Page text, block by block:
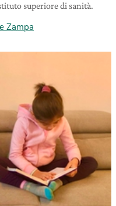
superiore di sanità.
Zampa